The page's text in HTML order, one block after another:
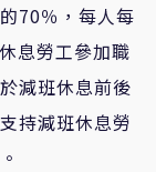
70％ ，每人每
息勞工參加職
減班休息前後
持減班休息勞